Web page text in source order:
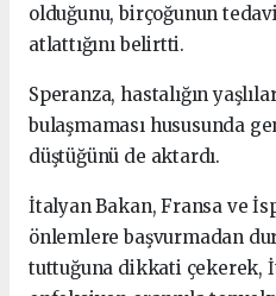
olduğunu, birçoğunun
atlattığını belirtti.
Speranza, hastalığın
bulaşmaması hususunda
düştüğünü de aktardı.
İtalyan Bakan, Fransa ve
önlemlere başvurmadan
tuttuğuna dikkati çekerek,